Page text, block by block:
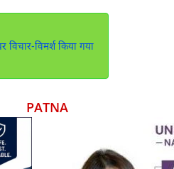
विमर्श किया गया
PATNA